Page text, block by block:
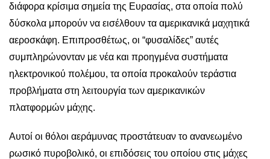
διάφορα κρίσιμα σημεία της Ευρασίας, στα οποία πολύ
δύσκολα μπορούν να εισέλθουν τα αμερικανικά μαχητικά
αεροσκάφη. Επιπροσθέτως, οι “φυσαλίδες” αυτές
συμπληρώνονταν με νέα και προηγμένα συστήματα
ηλεκτρονικού πολέμου, τα οποία προκαλούν τεράστια
προβλήματα στη λειτουργία των αμερικανικών
πλατφορμών μάχης.
Αυτοί οι θόλοι αεράμυνας προστάτευαν το ανανεωμένο
ρωσικό πυροβολικό, οι επιδόσεις του οποίου στις μάχες